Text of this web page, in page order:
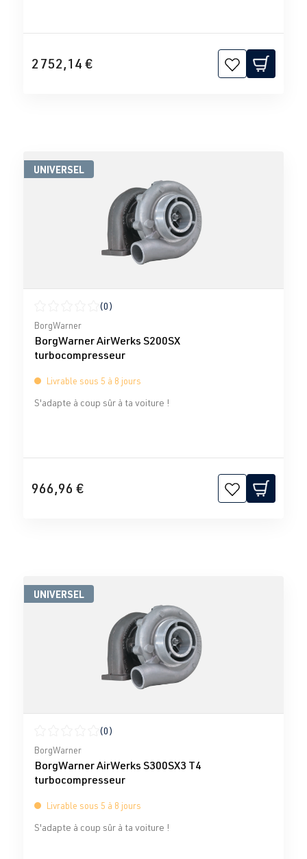
2 752,14 €
UNIVERSEL
Note moyenne de 0 sur 5 étoiles
(0)
BorgWarner
BorgWarner AirWerks S200SX
turbocompresseur
Livrable sous 5 à 8 jours
S'adapte à coup sûr à ta voiture !
966,96 €
UNIVERSEL
Note moyenne de 0 sur 5 étoiles
(0)
BorgWarner
BorgWarner AirWerks S300SX3 T4
turbocompresseur
Livrable sous 5 à 8 jours
S'adapte à coup sûr à ta voiture !